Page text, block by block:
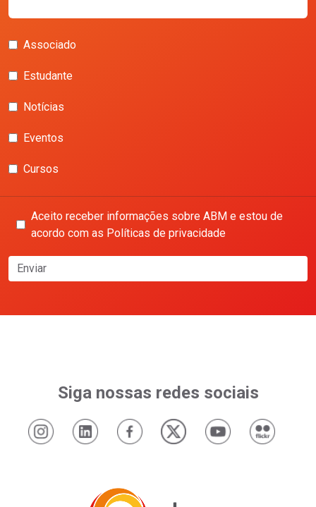
Associado
Estudante
Notícias
Eventos
Cursos
Aceito receber informações sobre ABM e estou de
acordo com as Políticas de privacidade
Enviar
Siga nossas redes sociais